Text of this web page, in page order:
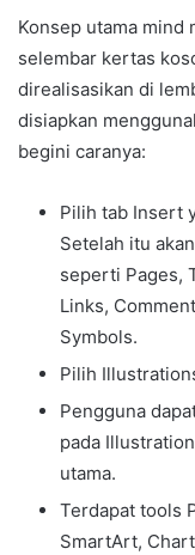
Konsep utama mind
selembar kertas
direalisasikan di
disiapkan
begini caranya:
Pilih tab Insert
Setelah itu
seperti Pages,
Links,
Symbols.
Pilih
Pengguna
pada
utama.
Terdapat tools
SmartArt,